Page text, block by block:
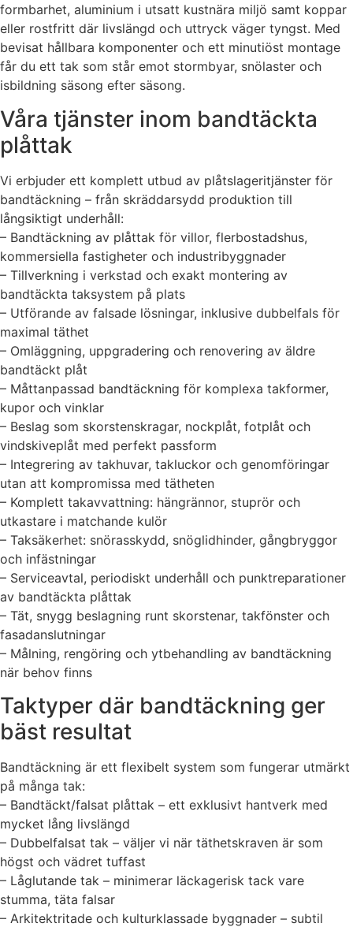
formbarhet, aluminium i utsatt kustnära miljö samt koppar
eller rostfritt där livslängd och uttryck väger tyngst. Med
bevisat hållbara komponenter och ett minutiöst montage
får du ett tak som står emot stormbyar, snölaster och
isbildning säsong efter säsong.
Våra tjänster inom bandtäckta
plåttak
Vi erbjuder ett komplett utbud av plåtslageritjänster för
bandtäckning – från skräddarsydd produktion till
långsiktigt underhåll:
– Bandtäckning av plåttak för villor, flerbostadshus,
kommersiella fastigheter och industribyggnader
– Tillverkning i verkstad och exakt montering av
bandtäckta taksystem på plats
– Utförande av falsade lösningar, inklusive dubbelfals för
maximal täthet
– Omläggning, uppgradering och renovering av äldre
bandtäckt plåt
– Måttanpassad bandtäckning för komplexa takformer,
kupor och vinklar
– Beslag som skorstenskragar, nockplåt, fotplåt och
vindskiveplåt med perfekt passform
– Integrering av takhuvar, takluckor och genomföringar
utan att kompromissa med tätheten
– Komplett takavvattning: hängrännor, stuprör och
utkastare i matchande kulör
– Taksäkerhet: snörasskydd, snöglidhinder, gångbryggor
och infästningar
– Serviceavtal, periodiskt underhåll och punktreparationer
av bandtäckta plåttak
– Tät, snygg beslagning runt skorstenar, takfönster och
fasadanslutningar
– Målning, rengöring och ytbehandling av bandtäckning
när behov finns
Taktyper där bandtäckning ger
bäst resultat
Bandtäckning är ett flexibelt system som fungerar utmärkt
på många tak:
– Bandtäckt/falsat plåttak – ett exklusivt hantverk med
mycket lång livslängd
– Dubbelfalsat tak – väljer vi när täthetskraven är som
högst och vädret tuffast
– Låglutande tak – minimerar läckagerisk tack vare
stumma, täta falsar
– Arkitektritade och kulturklassade byggnader – subtil